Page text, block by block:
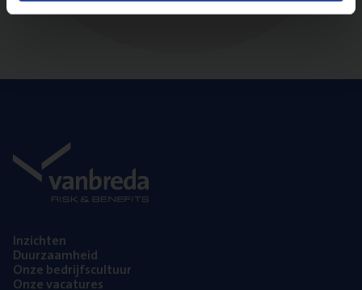
Inzich­ten
Duur­zaam­heid
Onze bedrijfs­cul­tuur
Onze vaca­tu­res